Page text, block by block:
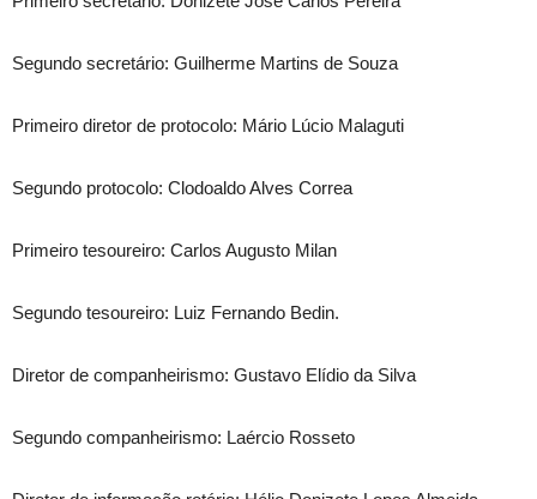
Segundo secretário: Guilherme Martins de Souza
Primeiro diretor de protocolo: Mário Lúcio Malaguti
Segundo protocolo: Clodoaldo Alves Correa
Primeiro tesoureiro: Carlos Augusto Milan
Segundo tesoureiro: Luiz Fernando Bedin.
Diretor de companheirismo: Gustavo Elídio da Silva
Segundo companheirismo: Laércio Rosseto